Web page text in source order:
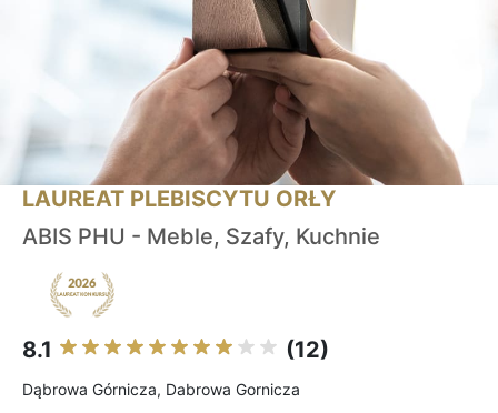
LAUREAT PLEBISCYTU ORŁY
ABIS PHU - Meble, Szafy, Kuchnie
8.1 (12)
Dąbrowa Górnicza, Dabrowa Gornicza